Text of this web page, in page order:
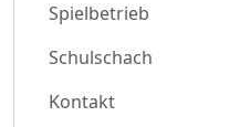
Spielbetrieb
Schulschach
Kontakt